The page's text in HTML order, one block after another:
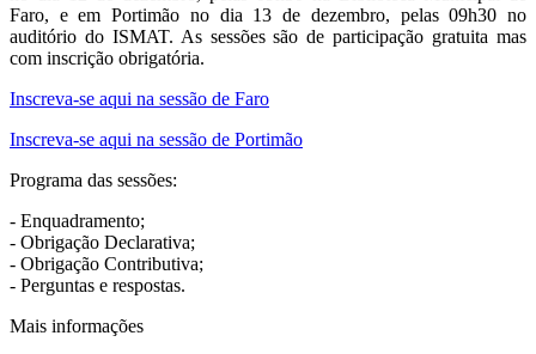
Faro, e em Portimão no dia 13 de dezembro, pelas 09h30 no
auditório do ISMAT. As sessões são de participação gratuita mas
com inscrição obrigatória.
Inscreva-se aqui na sessão de Faro
Inscreva-se aqui na sessão de Portimão
Programa das sessões:
- Enquadramento;
- Obrigação Declarativa;
- Obrigação Contributiva;
- Perguntas e respostas.
Mais informações